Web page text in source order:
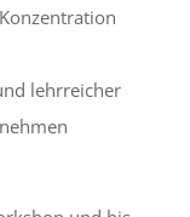
lehrreicher